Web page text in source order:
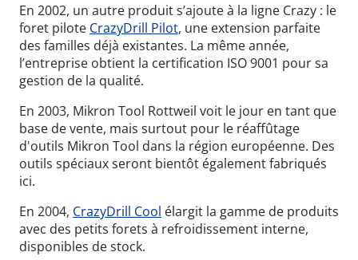
En 2002, un autre produit s’ajoute à la ligne Crazy : le
foret pilote CrazyDrill Pilot, une extension parfaite
des familles déjà existantes. La même année,
l’entreprise obtient la certification ISO 9001 pour sa
gestion de la qualité.
En 2003, Mikron Tool Rottweil voit le jour en tant que
base de vente, mais surtout pour le réaffûtage
d'outils Mikron Tool dans la région européenne. Des
outils spéciaux seront bientôt également fabriqués
ici.
En 2004, CrazyDrill Cool élargit la gamme de produits
avec des petits forets à refroidissement interne,
disponibles de stock.